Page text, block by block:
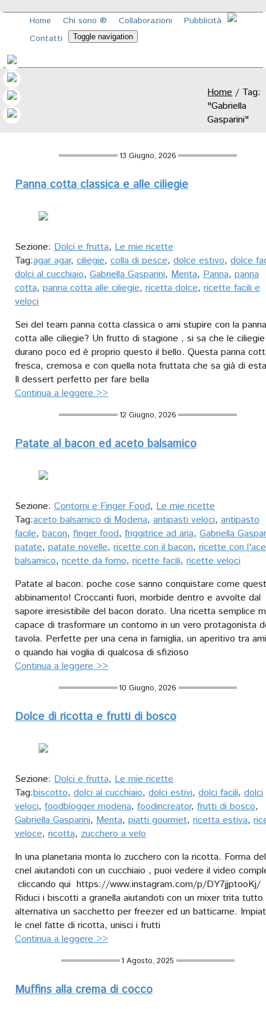
Home Chi sono ®️ Collaborazioni
Pubblicità
Contatti
Toggle navigation
Home/ Tag:
"Gabriella
Gasparini"
13 Giugno, 2026
Panna cotta classica e alle ciliegie
Sezione: Dolci e frutta, Le mie ricette
Tag:agar agar, ciliegie, colla di pesce, dolce estivo, dolce
dolci al cucchiaio, Gabriella Gasparini, Menta, Panna, panna
cotta, panna cotta alle ciliegie, ricetta dolce, ricette facili e
veloci
Sei del team panna cotta classica o ami stupire con la panna
cotta alle ciliegie? Un frutto di stagione , si sa che le ciliegie
durano poco ed è proprio questo il bello. Questa panna
fresca, cremosa e con quella nota fruttata che sa già di
Il dessert perfetto per fare bella
Continua a leggere >>
12 Giugno, 2026
Patate al bacon ed aceto balsamico
Sezione: Contorni e Finger Food, Le mie ricette
Tag:aceto balsamico di Modena, antipasti veloci, antipasto
facile, bacon, finger food, friggitrice ad aria, Gabriella
patate, patate novelle, ricette con il bacon, ricette con
balsamico, ricette da forno, ricette facili, ricette veloci
Patate al bacon: poche cose sanno conquistare come
abbinamento! Croccanti fuori, morbide dentro e avvolte dal
sapore irresistibile del bacon dorato. Una ricetta semplice
capace di trasformare un contorno in un vero protagonista
tavola. Perfette per una cena in famiglia, un aperitivo tra
o quando hai voglia di qualcosa di sfizioso
Continua a leggere >>
10 Giugno, 2026
Dolce di ricotta e frutti di bosco
Sezione: Dolci e frutta, Le mie ricette
Tag:biscotto, dolci al cucchiaio, dolci estivi, dolci facili, dolci
veloci, foodblogger modena, foodincreator, frutti di bosco,
Gabriella Gasparini, Menta, piatti gourmet, ricetta estiva,
veloce, ricotta, zucchero a velo
In una planetaria monta lo zucchero con la ricotta. Forma
cnel aiutandoti con un cucchiaio , puoi vedere il video
cliccando qui https://www.instagram.com/p/DY7jjptooKj/
Riduci i biscotti a granella aiutandoti con un mixer trita tutto
alternativa un sacchetto per freezer ed un batticarne.
le cnel fatte di ricotta, unisci i frutti
Continua a leggere >>
1 Agosto, 2025
Muffins alla crema di cocco